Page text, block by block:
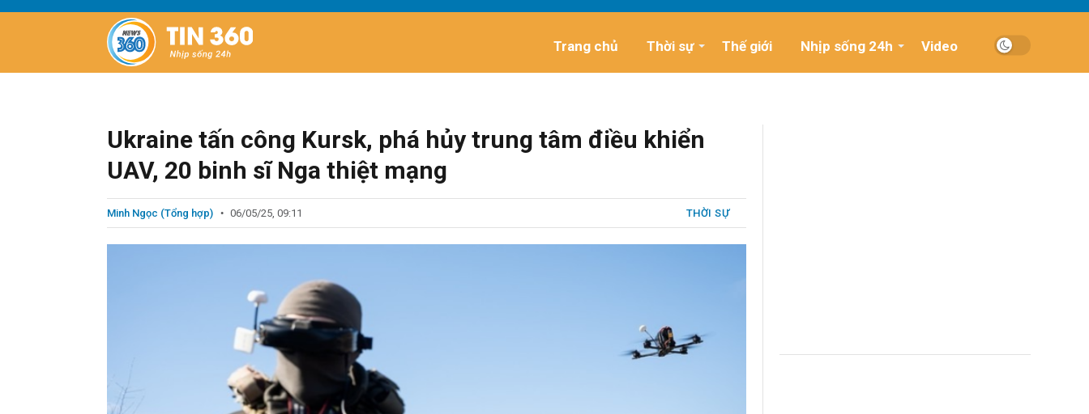
Trang chủ Thời sự Thế giới Nhịp sống 24h Video
Ukraine tấn công Kursk, phá hủy trung tâm điều khiển
UAV, 20 binh sĩ Nga thiệt mạng
Minh Ngọc (Tổng hợp) 06/05/25, 09:11 THỜI SỰ